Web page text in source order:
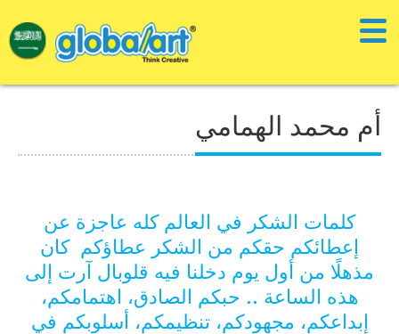
أم محمد الهمامي
كلمات الشكر في العالم كله عاجزة عن
إعطائكم حقكم من الشكر عطاؤكم كان
مذهلًا من أول يوم دخلنا فيه قلوبال آرت إلى
هذه الساعة .. حبكم الصادق، اهتمامكم،
إبداعكم، مجهودكم، تنظيمكم، أسلوبكم في